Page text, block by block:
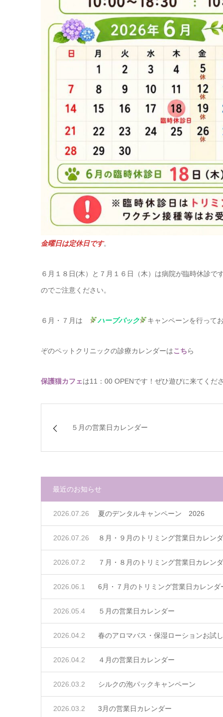
金曜日は定休日です。
６月１８日(木）と７月１６日（木）は病院が臨時休診
のでご注意ください。
６月・７月は ハーブパック キャンペーンを行って
ぞのペットクリニックの診療カレンダーはこちら
保護猫カフェは11：00 OPENです！ぜひ遊びに来てくだ
５月の営業日カレンダー
最近のお知らせ
夏のデンタルキャンペーン 2026
2026.07.26
８月・９月のトリミング営業日カレン
2026.07.26
７月・８月のトリミング営業日カレン
2026.07.2
6月・７月のトリミング営業日カレンダ
2026.06.1
５月の営業日カレンダー
2026.05.4
春のアロマバス・保湿ローションお試
2026.04.2
４月の営業日カレンダー
2026.04.2
シルクの泡パックキャンペーン
2026.03.2
3月の営業日カレンダー
2026.03.2